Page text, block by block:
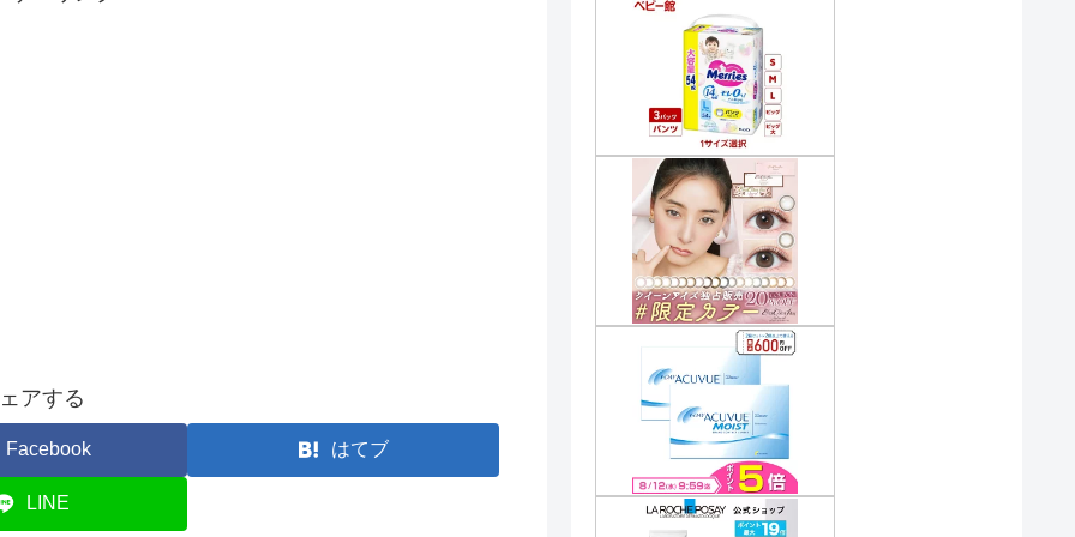
アする
Facebook はてブ
LINE